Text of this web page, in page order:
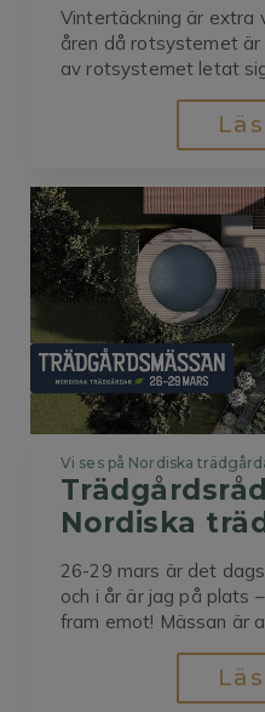
Vintertäckning är extra
åren då rotsystemet är
av rotsystemet letat sig
trädgården så är det
från vårsolen. När det
Vi ses på Nordiska
Nordiska
26-29 mars är det
och i år är jag på plats
fram emot! Mässan är
möten och samtal om
mässdagarna finns
personlig